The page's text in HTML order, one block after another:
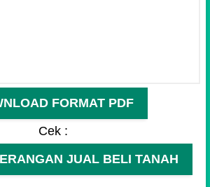
FORMAT PDF
Cek :
JUAL BELI TANAH